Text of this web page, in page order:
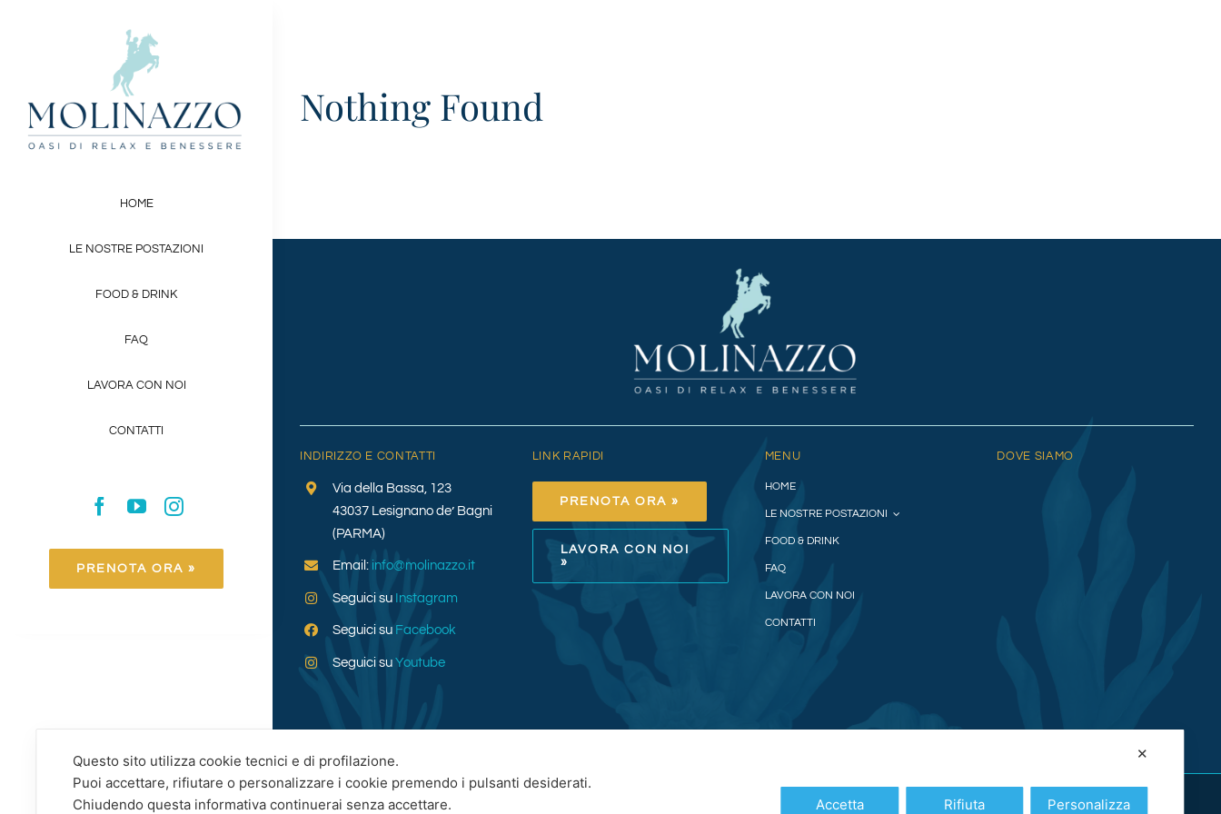
HOME
LE NOSTRE POSTAZIONI
FOOD & DRINK
FAQ
LAVORA CON NOI
CONTATTI
PRENOTA ORA »
Nothing Found
INDIRIZZO E CONTATTI
Via della Bassa, 123
43037 Lesignano de’ Bagni
(PARMA)
Email: info@molinazzo.it
Seguici su Instagram
Seguici su Facebook
Seguici su Youtube
LINK RAPIDI
PRENOTA ORA »
LAVORA CON NOI
»
MENU
HOME
LE NOSTRE POSTAZIONI
FOOD & DRINK
FAQ
LAVORA CON NOI
CONTATTI
DOVE SIAMO
2012 - 2026 © MOLINAZZO • Tutti i diritti riservati
✕
Questo sito utilizza cookie tecnici e di profilazione.
Puoi accettare, rifiutare o personalizzare i cookie premendo i pulsanti desiderati.
Chiudendo questa informativa continuerai senza accettare.
Accetta Rifiuta Personalizza